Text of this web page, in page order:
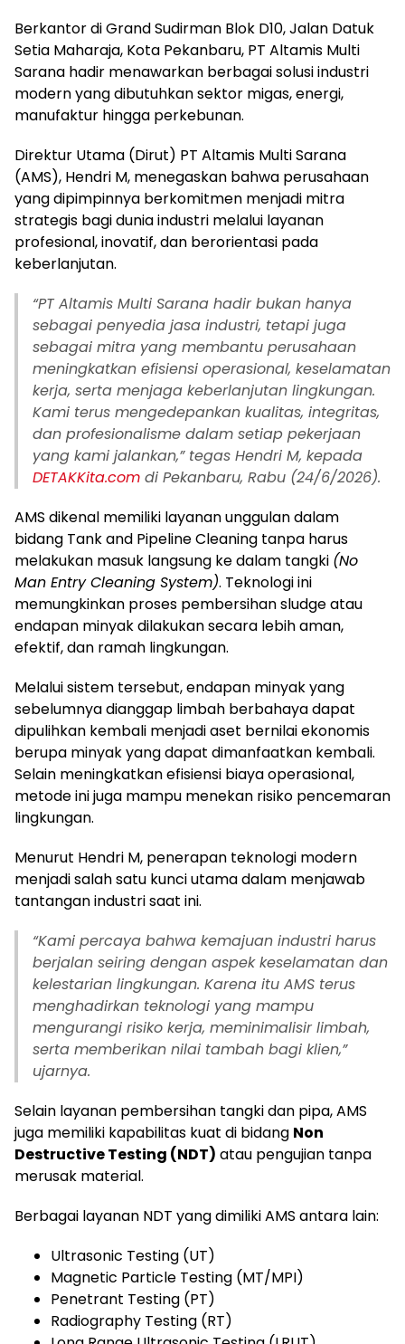
Berkantor di Grand Sudirman Blok D10, Jalan Datuk
Setia Maharaja, Kota Pekanbaru, PT Altamis Multi
Sarana hadir menawarkan berbagai solusi industri
modern yang dibutuhkan sektor migas, energi,
manufaktur hingga perkebunan.
Direktur Utama (Dirut) PT Altamis Multi Sarana
(AMS), Hendri M, menegaskan bahwa perusahaan
yang dipimpinnya berkomitmen menjadi mitra
strategis bagi dunia industri melalui layanan
profesional, inovatif, dan berorientasi pada
keberlanjutan.
“PT Altamis Multi Sarana hadir bukan hanya
sebagai penyedia jasa industri, tetapi juga
sebagai mitra yang membantu perusahaan
meningkatkan efisiensi operasional, keselamatan
kerja, serta menjaga keberlanjutan lingkungan.
Kami terus mengedepankan kualitas, integritas,
dan profesionalisme dalam setiap pekerjaan
yang kami jalankan,” tegas Hendri M, kepada
DETAKKita.com di Pekanbaru, Rabu (24/6/2026).
AMS dikenal memiliki layanan unggulan dalam
bidang Tank and Pipeline Cleaning tanpa harus
melakukan masuk langsung ke dalam tangki (No
Man Entry Cleaning System). Teknologi ini
memungkinkan proses pembersihan sludge atau
endapan minyak dilakukan secara lebih aman,
efektif, dan ramah lingkungan.
Melalui sistem tersebut, endapan minyak yang
sebelumnya dianggap limbah berbahaya dapat
dipulihkan kembali menjadi aset bernilai ekonomis
berupa minyak yang dapat dimanfaatkan kembali.
Selain meningkatkan efisiensi biaya operasional,
metode ini juga mampu menekan risiko pencemaran
lingkungan.
Menurut Hendri M, penerapan teknologi modern
menjadi salah satu kunci utama dalam menjawab
tantangan industri saat ini.
“Kami percaya bahwa kemajuan industri harus
berjalan seiring dengan aspek keselamatan dan
kelestarian lingkungan. Karena itu AMS terus
menghadirkan teknologi yang mampu
mengurangi risiko kerja, meminimalisir limbah,
serta memberikan nilai tambah bagi klien,”
ujarnya.
Selain layanan pembersihan tangki dan pipa, AMS
juga memiliki kapabilitas kuat di bidang Non
Destructive Testing (NDT) atau pengujian tanpa
merusak material.
Berbagai layanan NDT yang dimiliki AMS antara lain:
Ultrasonic Testing (UT)
Magnetic Particle Testing (MT/MPI)
Penetrant Testing (PT)
Radiography Testing (RT)